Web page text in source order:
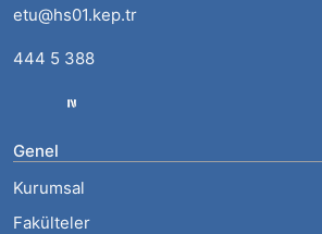
etu@hs01.kep.tr
444 5 388
Genel
Kurumsal
Fakülteler